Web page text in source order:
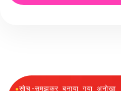
●सोच-समझकर बनाया गया अनोखा